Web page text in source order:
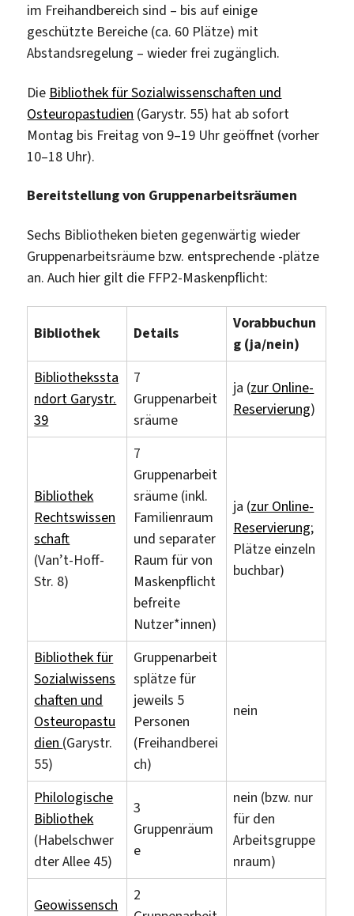
im Freihandbereich sind – bis auf einige
geschützte Bereiche (ca. 60 Plätze) mit
Abstandsregelung – wieder frei zugänglich.
Die Bibliothek für Sozialwissenschaften und
Osteuropastudien (Garystr. 55) hat ab sofort
Montag bis Freitag von 9–19 Uhr geöffnet (vorher
10–18 Uhr).
Bereitstellung von Gruppenarbeitsräumen
Sechs Bibliotheken bieten gegenwärtig wieder
Gruppenarbeitsräume bzw. entsprechende -plätze
an. Auch hier gilt die FFP2-Maskenpflicht:
Bibliothek Details
Vorabbuchun
g (ja/nein)
Bibliothekssta
ndort Garystr.
39
7
Gruppenarbeit
sräume
ja (zur Online-
Reservierung)
Bibliothek
Rechtswissen
schaft
(Van’t-Hoff-
Str. 8)
7
Gruppenarbeit
sräume (inkl.
Familienraum
und separater
Raum für von
Maskenpflicht
befreite
Nutzer*innen)
ja (zur Online-
Reservierung;
Plätze einzeln
buchbar)
Bibliothek für
Sozialwissens
chaften und
Osteuropastu
dien (Garystr.
55)
Gruppenarbeit
splätze für
jeweils 5
Personen
(Freihandberei
ch)
nein
Philologische
Bibliothek
(Habelschwer
dter Allee 45)
3
Gruppenräum
e
nein (bzw. nur
für den
Arbeitsgruppe
nraum)
Geowissensch
2